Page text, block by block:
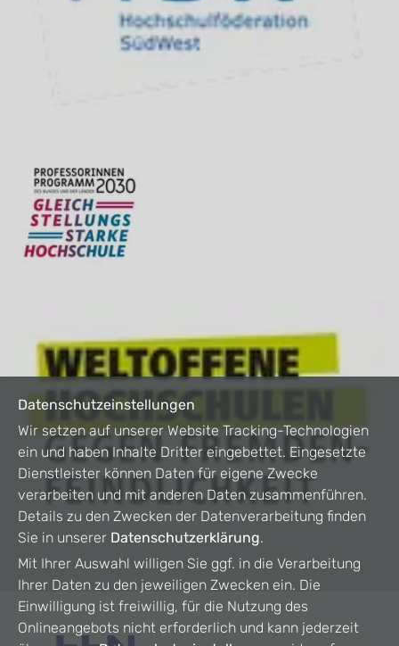
Datenschutzeinstellungen
Wir setzen auf unserer Website Tracking-Technologien
ein und haben Inhalte Dritter eingebettet. Eingesetzte
Dienstleister können Daten für eigene Zwecke
verarbeiten und mit anderen Daten zusammenführen.
Details zu den Zwecken der Datenverarbeitung finden
Sie in unserer Datenschutzerklärung.
Mit Ihrer Auswahl willigen Sie ggf. in die Verarbeitung
Ihrer Daten zu den jeweiligen Zwecken ein. Die
Einwilligung ist freiwillig, für die Nutzung des
Onlineangebots nicht erforderlich und kann jederzeit